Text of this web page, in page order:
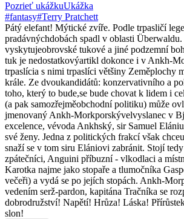
Pozrieť ukážkuUkážka
#fantasy#Terry Pratchett
Pátý elefant! Mýtické zvíře. Podle trpasličí
pradávnýchdobách spadl v oblasti Überwaldu.
vyskytujeobrovské tukové a jiné podzemní
tuk je nedostatkovýartikl dokonce i v Ankh-
trpaslícia s nimi trpaslíci většiny Zeměplochy
krále. Ze dvoukandidátů: konzervativního a
toho, který to bude,se bude chovat k lidem i
(a pak samozřejměobchodní politiku) může
jmenovaný Ankh-Morkporskývelvyslanec v
excelence, vévoda Ankhský, sir Samuel
své ženy. Jedna z politických frakcí však
snaží se v tom siru Elániovi zabránit. Stojí
zpátečníci, Anguini příbuzní - vlkodlaci a
Karotka najme jako stopaře a tlumočníka
večeři) a vydá se po jejích stopách. Ankh-
vedením serž-pardon, kapitána Tračníka se
dobrodružství! Napětí! Hrůza! Láska!
slon!